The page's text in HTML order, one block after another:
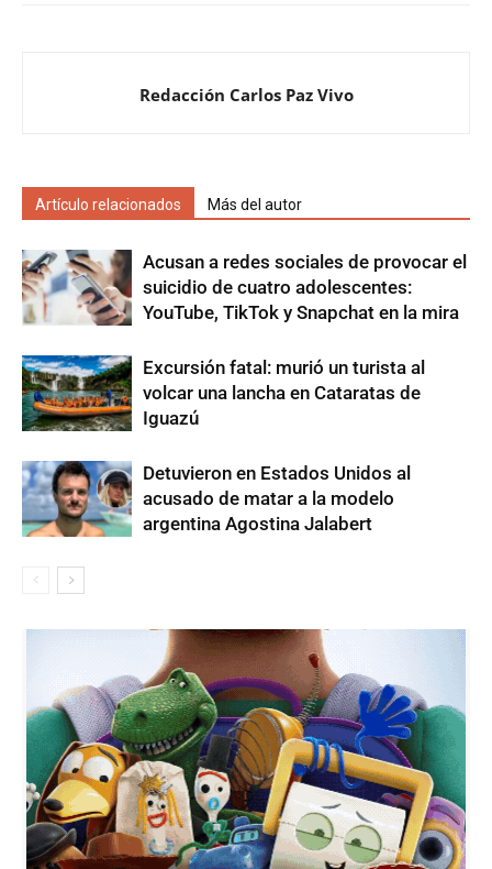
Redacción Carlos Paz Vivo
Artículo relacionados Más del autor
Acusan a redes sociales de provocar el
suicidio de cuatro adolescentes:
YouTube, TikTok y Snapchat en la mira
Excursión fatal: murió un turista al
volcar una lancha en Cataratas de
Iguazú
Detuvieron en Estados Unidos al
acusado de matar a la modelo
argentina Agostina Jalabert